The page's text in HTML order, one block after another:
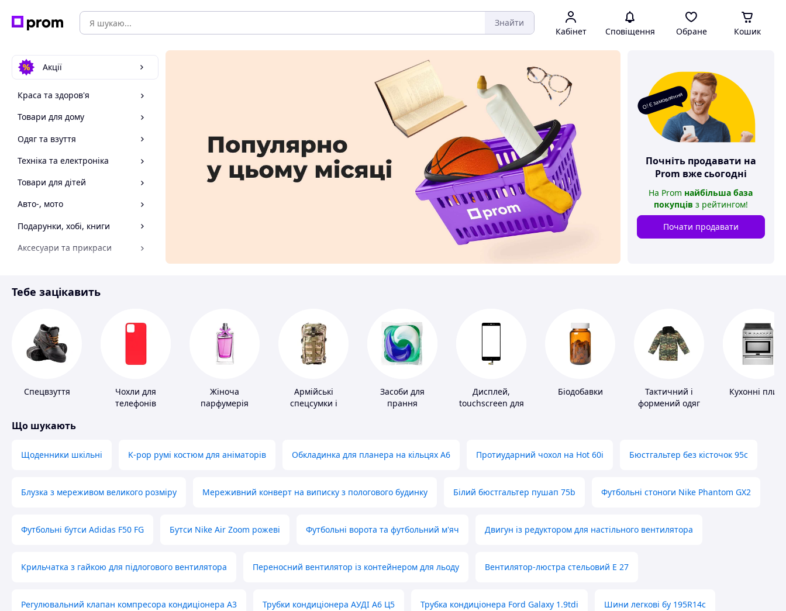
Знайти
Кабінет Сповіщення Обране Кошик
Акції
Краса та здоров'я
Товари для дому
Одяг та взуття
Техніка та електроніка
Товари для дітей
Авто-, мото
Подарунки, хобі, книги
Аксесуари та прикраси
Спорт і відпочинок
О! Є замовлення
Почніть продавати на
Prom вже сьогодні
На Prom найбільша база
покупців з рейтингом!
Почати продавати
Тебе зацікавить
Спецвзуття
Чохли для
телефонів
Жіноча
парфумерія
Армійські
спецсумки і
Засоби для
прання
Дисплей,
touchscreen для
Біодобавки
Тактичний і
формений одяг
Кухонні
Що шукають
Щоденники шкільні K-pop румі костюм для аніматорів Обкладинка для планера на кільцях А6 Протиударний чохол на Hot 60i Бюстгальтер без кісточок 95с
Блузка з мереживом великого розміру Мереживний конверт на виписку з пологового будинку Білий бюстгальтер пушап 75b Футбольні стоноги Nike Phantom GX2
Футбольні бутси Adidas F50 FG Бутси Nike Air Zoom рожеві Футбольні ворота та футбольний м'яч Двигун із редуктором для настільного вентилятора
Крильчатка з гайкою для підлогового вентилятора Переносний вентилятор із контейнером для льоду Вентилятор-люстра стельовий E 27
Регулювальний клапан компресора кондиціонера А3 Трубки кондиціонера АУДІ А6 Ц5 Трубка кондиціонера Ford Galaxy 1.9tdi Шини легкові бу 195R14c